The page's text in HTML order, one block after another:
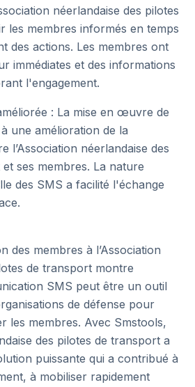
néerlandaise des pilotes
les membres informés en temps
des actions. Les membres ont
immédiates et des informations
l'engagement.
: La mise en œuvre de
une amélioration de la
l’Association néerlandaise des
ses membres. La nature
des SMS a facilité l'échange
des membres à l’Association
de transport montre
SMS peut être un outil
de défense pour
les membres. Avec Smstools,
des pilotes de transport a
puissante qui a contribué à
à mobiliser rapidement